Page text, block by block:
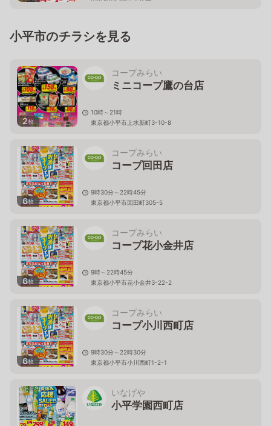
小平市のチラシを見る
2枚
コープみらい
ミニコープ鷹の台店
10時～21時
東京都小平市上水新町3-10-8
6枚
コープみらい
コープ回田店
9時30分～22時45分
東京都小平市回田町305-5
6枚
コープみらい
コープ花小金井店
9時～22時45分
東京都小平市花小金井3-22-2
6枚
コープみらい
コープ小川西町店
9時30分～22時30分
東京都小平市小川西町1-2-1
いなげや
小平学園西町店